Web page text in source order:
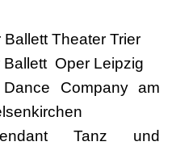
Theater Trier
Ballett Oper Leipzig
Company am
Tanz und